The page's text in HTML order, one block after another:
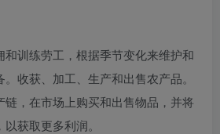
训练劳工，根据季节变化来维护和
收获、加工、生产和出售农产品。
，在市场上购买和出售物品，并将
获取更多利润。